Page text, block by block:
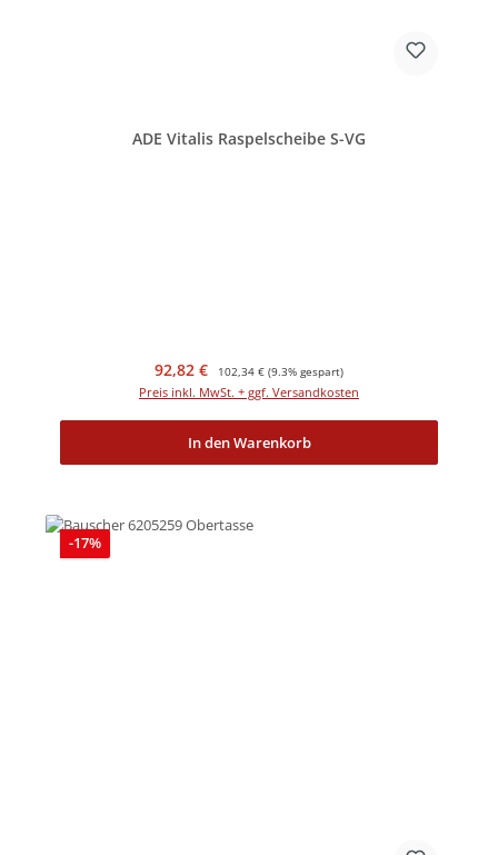
ADE Vitalis Raspelscheibe S-VG
Verkaufspreis:
92,82 € Regulärer Preis:
102,34 € (9.3% gespart)
Preis inkl. MwSt. + ggf. Versandkosten
In den Warenkorb
-17%Rabatt